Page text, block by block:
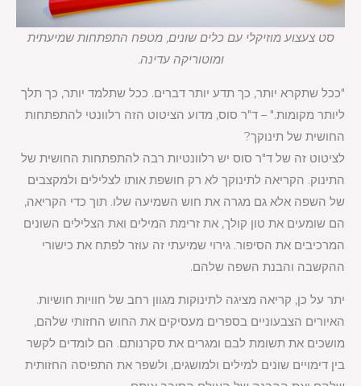
סט צעצוע מוזיקלי עם כלים שונים, מטפח התפתחות שמיעתית
ומוטוריקה עדינה.
"ככל שתקרא יותר, כך תדע יותר דברים. ככל שתלמד יותר, כך תלך
ליותר מקומות." – ד"ר סוס, מדוע הציטוט הזה רלוונטי להתפתחות
החושית של תינוקך?
לציטוט זה של ד"ר סוס יש רלוונטיות רבה להתפתחות החושית של
התינוק. הקריאה לתינוקך לא רק חושפת אותו לצלילים ולמקצבים
של השפה אלא גם מגרה את חוש השמיעה שלו. תוך כדי הקריאה,
הם שומעים את טון קולך, את זרימת המילים ואת הצלילים השונים
המרכיבים את הסיפור. גירוי שמיעתי זה עוזר לפתח את כישורי
ההקשבה והבנת השפה שלהם.
יתר על כן, קריאה מציגה לתינוקות מגוון רחב של חוויות חושיות.
האיורים הצבעוניים בספרים מעסיקים את החוש החזותי שלהם,
מושכים את תשומת לבם ומגרים את סקרנותם. הם לומדים לקשר
בין דימויים שונים למילים ולמושגים, ולשפר את התפיסה החזותית